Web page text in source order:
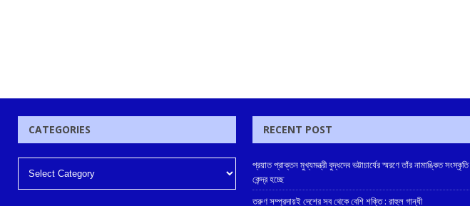
CATEGORIES RECENT POST
প্রয়াত প্রাক্তন মুখ্যমন্ত্রী বুদ্ধদেব ভট্টাচার্যের স্মরণে তাঁর নামাঙ্কিত সংস্কৃতি
কেন্দ্র হচ্ছে
তরুণ সম্প্রদায়ই দেশের সব থেকে বেশি শক্তি : রাহুল গান্ধী